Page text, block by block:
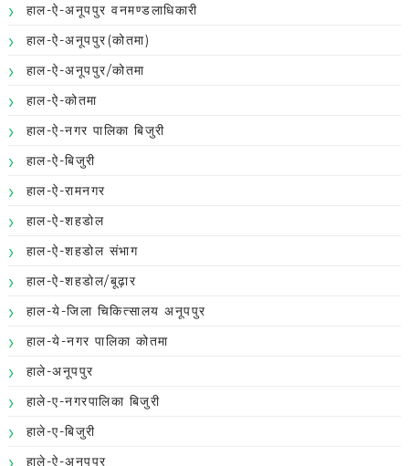
हाल-ऐ-अनूपपुर वनमण्डलाधिकारी
हाल-ऐ-अनूपपुर(कोतमा)
हाल-ऐ-अनूपपुर/कोतमा
हाल-ऐ-कोतमा
हाल-ऐ-नगर पालिका बिजुरी
हाल-ऐ-बिजुरी
हाल-ऐ-रामनगर
हाल-ऐ-शहडोल
हाल-ऐ-शहडोल संभाग
हाल-ऐ-शहडोल/बूढ़ार
हाल-ये-जिला चिकित्सालय अनूपपुर
हाल-ये-नगर पालिका कोतमा
हाले-अनूपपुर
हाले-ए-नगरपालिका बिजुरी
हाले-ए-बिजुरी
हाले-ऐ-अनूपपुर